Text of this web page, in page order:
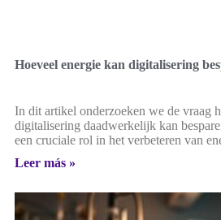
Hoeveel energie kan digitalisering
In dit artikel onderzoeken we de vraag
digitalisering daadwerkelijk kan
een cruciale rol in het verbeteren van
Leer más »